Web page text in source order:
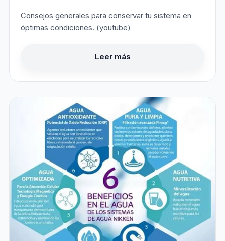
Consejos generales para conservar tu sistema en
óptimas condiciones. (youtube)
Leer más